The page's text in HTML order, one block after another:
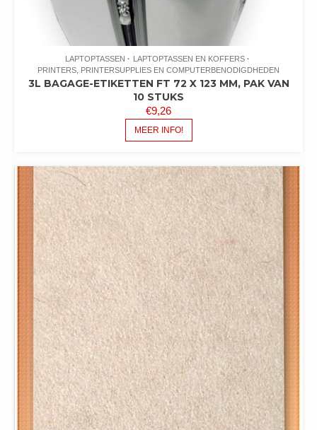
LAPTOPTASSEN
LAPTOPTASSEN EN KOFFERS
PRINTERS, PRINTERSUPPLIES EN COMPUTERBENODIGDHEDEN
3L BAGAGE-ETIKETTEN FT 72 X 123 MM, PAK VAN
10 STUKS
€9,26
MEER INFO!